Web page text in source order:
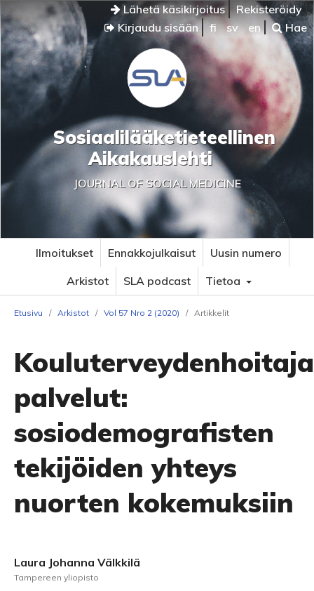
Lähetä käsikirjoitus
Rekisteröidy
Kirjaudu sisään
fi sv en Hae
Sosiaalilääketieteellinen
Aikakauslehti
JOURNAL OF SOCIAL MEDICINE
Ilmoitukset Ennakkojulkaisut
Uusin numero
Arkistot
SLA podcast Tietoa
Etusivu / Arkistot / Vol 57 Nro 2 (2020) / Artikkelit
palvelut:
sosiodemografisten
tekijöiden yhteys
nuorten kokemuksiin
Laura Johanna Välkkilä
Tampereen yliopisto